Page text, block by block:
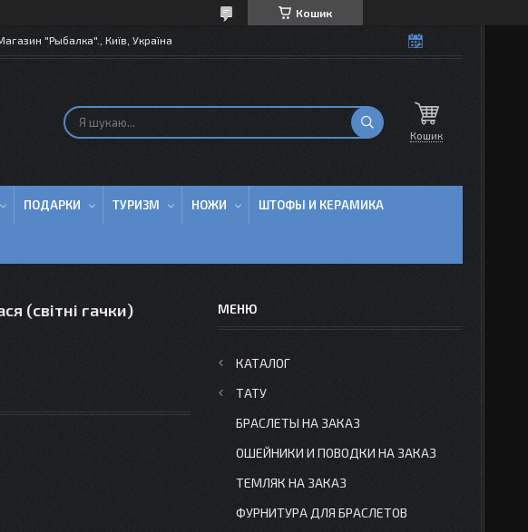
Кошик
"Рыбалка"., Київ, Україна
Кошик
ПОДАРКИ ТУРИЗМ НОЖИ ШТОФЫ И КЕРАМИКА
(світні гачки)
КАТАЛОГ
ТАТУ
БРАСЛЕТЫ НА ЗАКАЗ
ОШЕЙНИКИ И ПОВОДКИ НА ЗАКАЗ
ТЕМЛЯК НА ЗАКАЗ
ФУРНИТУРА ДЛЯ БРАСЛЕТОВ